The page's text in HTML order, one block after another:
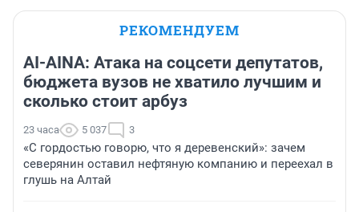
РЕКОМЕНДУЕМ
AI-AINA: Атака на соцсети депутатов,
бюджета вузов не хватило лучшим и
сколько стоит арбуз
23 часа 5 037 3
«С гордостью говорю, что я деревенский»: зачем
северянин оставил нефтяную компанию и переехал в
глушь на Алтай